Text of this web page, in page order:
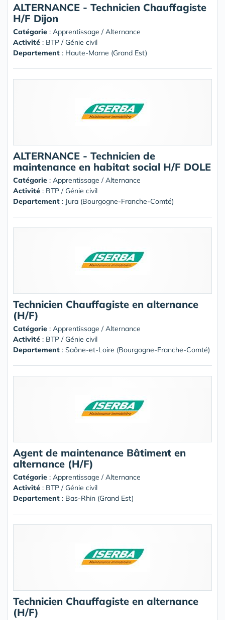
ALTERNANCE - Technicien Chauffagiste
H/F Dijon
Catégorie : Apprentissage / Alternance
Activité : BTP / Génie civil
Departement : Haute-Marne (Grand Est)
ALTERNANCE - Technicien de
maintenance en habitat social H/F DOLE
Catégorie : Apprentissage / Alternance
Activité : BTP / Génie civil
Departement : Jura (Bourgogne-Franche-Comté)
Technicien Chauffagiste en alternance
(H/F)
Catégorie : Apprentissage / Alternance
Activité : BTP / Génie civil
Departement : Saône-et-Loire (Bourgogne-Franche-Comté)
Agent de maintenance Bâtiment en
alternance (H/F)
Catégorie : Apprentissage / Alternance
Activité : BTP / Génie civil
Departement : Bas-Rhin (Grand Est)
Technicien Chauffagiste en alternance
(H/F)